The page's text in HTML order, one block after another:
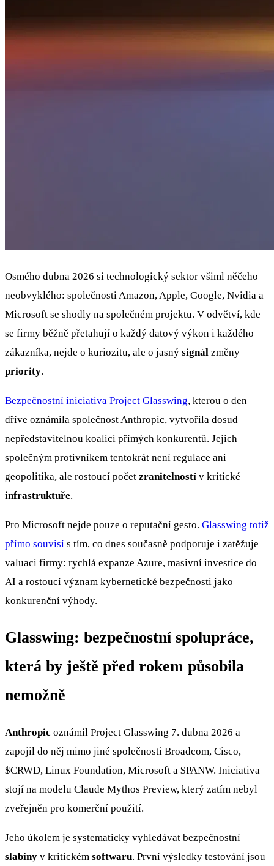
Osmého dubna 2026 si technologický sektor všiml něčeho
neobvyklého: společnosti Amazon, Apple, Google, Nvidia a
Microsoft se shodly na společném projektu. V odvětví, kde
se firmy běžně přetahují o každý datový výkon i každého
zákazníka, nejde o kuriozitu, ale o jasný signál změny
priority.
Bezpečnostní iniciativa Project Glasswing, kterou o den
dříve oznámila společnost Anthropic, vytvořila dosud
nepředstavitelnou koalici přímých konkurentů. Jejich
společným protivníkem tentokrát není regulace ani
geopolitika, ale rostoucí počet zranitelností v kritické
infrastruktuře.
Pro Microsoft nejde pouze o reputační gesto. Glasswing totiž
přímo souvisí s tím, co dnes současně podporuje i zatěžuje
valuaci firmy: rychlá expanze Azure, masivní investice do
AI a rostoucí význam kybernetické bezpečnosti jako
konkurenční výhody.
Glasswing: bezpečnostní spolupráce,
která by ještě před rokem působila
nemožně
Anthropic oznámil Project Glasswing 7. dubna 2026 a
zapojil do něj mimo jiné společnosti Broadcom, Cisco,
$CRWD, Linux Foundation, Microsoft a $PANW. Iniciativa
stojí na modelu Claude Mythos Preview, který zatím nebyl
zveřejněn pro komerční použití.
Jeho úkolem je systematicky vyhledávat bezpečnostní
slabiny v kritickém softwaru. První výsledky testování jsou